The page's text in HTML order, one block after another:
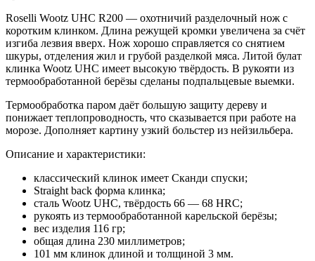
Roselli Wootz UHC R200 — охотничий разделочный нож с
коротким клинком. Длина режущей кромки увеличена за счёт
изгиба лезвия вверх. Нож хорошо справляется со снятием
шкуры, отделения жил и грубой разделкой мяса. Литой булат
клинка Wootz UHC имеет высокую твёрдость. В рукояти из
термообработанной берёзы сделаны подпальцевые выемки.
Термообработка паром даёт большую защиту дереву и
понижает теплопроводность, что сказывается при работе на
морозе. Дополняет картину узкий больстер из нейзильбера.
Описание и характеристики:
классический клинок имеет Сканди спуски;
Straight back форма клинка;
сталь Wootz UHC, твёрдость 66 — 68 HRC;
рукоять из термообработанной карельской берёзы;
вес изделия 116 гр;
общая длина 230 миллиметров;
101 мм клинок длиной и толщиной 3 мм.